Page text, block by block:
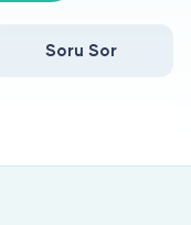
Soru Sor